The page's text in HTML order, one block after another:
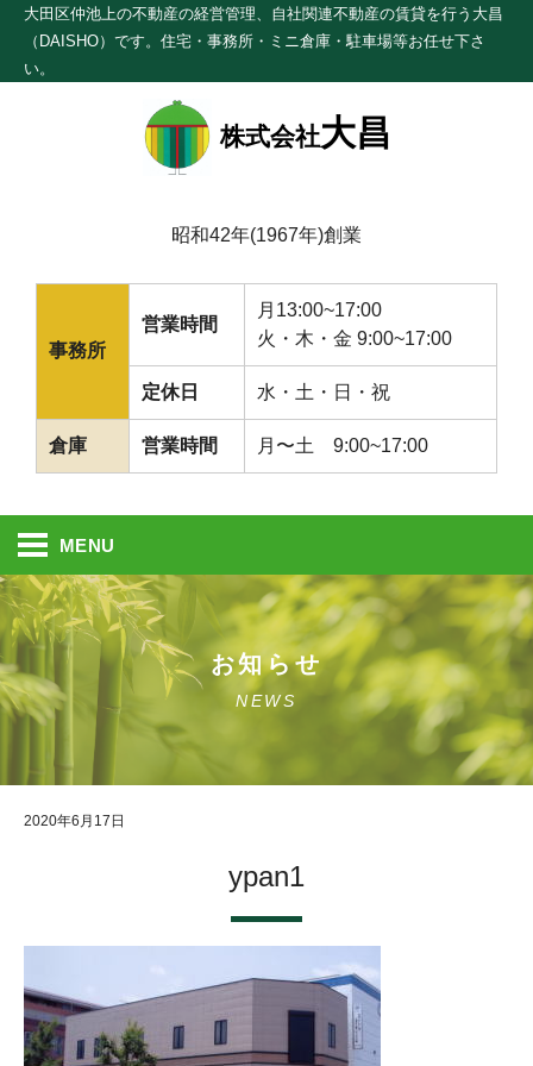
大田区仲池上の不動産の経営管理、自社関連不動産の賃貸を行う大昌
（DAISHO）です。住宅・事務所・ミニ倉庫・駐車場等お任せ下さ
い。
株式会社大昌
昭和42年(1967年)創業
事務所
営業時間
月13:00~17:00
火・木・金 9:00~17:00
定休日 水・土・日・祝
倉庫 営業時間 月〜土 9:00~17:00
MENU
お知らせ
NEWS
2020年6月17日
ypan1